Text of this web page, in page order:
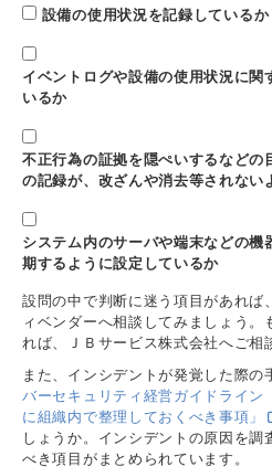
設備の使用状況を記録しているか
イベントログや設備の使用状況に関
いるか
不正行為の証拠を隠ぺいするなどの
の記録が、改ざんや消去等されない
システム内のサーバや端末などの機
期するように設定しているか
設問の中で判断に迷う項目があれば
ィベンダーへ相談してみましょう
れば、ＪＢサービス株式会社へご相
また、インシデントが発覚した際の
バーセキュリティ経営ガイドライン
に組織内で整理しておくべき事項」
しょうか。インシデントの原因を調
べき項目がまとめられています。